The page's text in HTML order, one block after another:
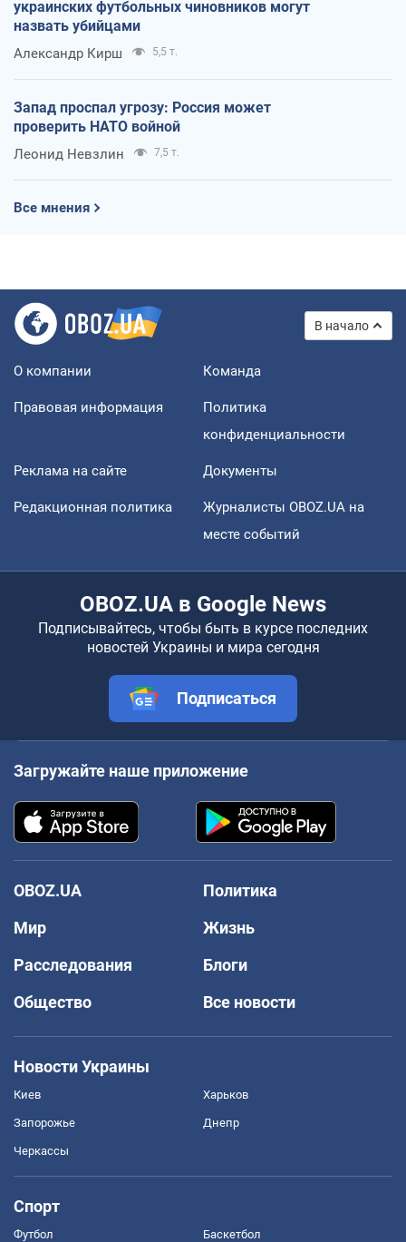
украинских футбольных чиновников могут
назвать убийцами
Александр Кирш 5,5 т.
Запад проспал угрозу: Россия может
проверить НАТО войной
Леонид Невзлин 7,5 т.
Все мнения
В начало
О компании Команда
Правовая информация
Политика
конфиденциальности
Реклама на сайте Документы
Редакционная политика
Журналисты OBOZ.UA на
месте событий
OBOZ.UA в Google News
Подписывайтесь, чтобы быть в курсе последних
новостей Украины и мира сегодня
Подписаться
Загружайте наше приложение
OBOZ.UA
Политика
Мир
Жизнь
Расследования
Блоги
Общество
Все новости
Новости Украины
Киев Харьков
Запорожье Днепр
Черкассы
Спорт
Футбол Баскетбол